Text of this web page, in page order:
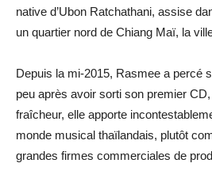
native d’Ubon Ratchathani, assise
un quartier nord de Chiang Maï, la
Depuis la mi-2015, Rasmee a percé
peu après avoir sorti son premier
fraîcheur, elle apporte
monde musical thaïlandais, plutôt
grandes firmes commerciales de